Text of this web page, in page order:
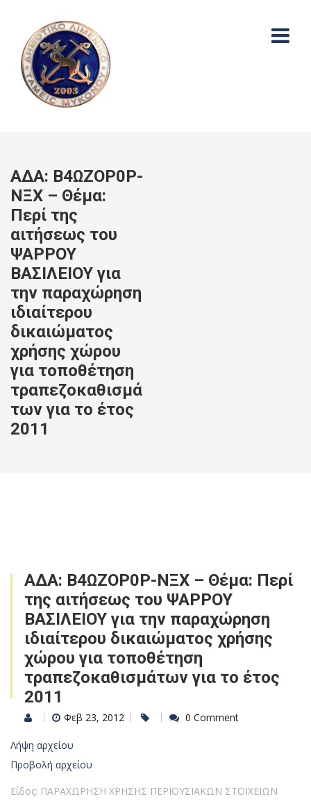
ΑΔΑ: Β4ΩΖΟΡ0Ρ-
ΝΞΧ – Θέμα:
Περί της
αιτήσεως του
ΨΑΡΡΟΥ
ΒΑΣΙΛΕΙΟΥ για
την παραχώρηση
ιδιαίτερου
δικαιώματος
χρήσης χώρου
για τοποθέτηση
τραπεζοκαθισμά
των για το έτος
2011
ΑΔΑ: Β4ΩΖΟΡ0Ρ-ΝΞΧ – Θέμα: Περί
της αιτήσεως του ΨΑΡΡΟΥ
ΒΑΣΙΛΕΙΟΥ για την παραχώρηση
ιδιαίτερου δικαιώματος χρήσης
χώρου για τοποθέτηση
τραπεζοκαθισμάτων για το έτος
2011
Φεβ 23, 2012 0 Comment
Λήψη αρχείου
Προβολή αρχείου
Είδος: ΠΑΡΑΧΩΡΗΣΗ ΧΡΗΣΗΣ ΠΕΡΙΟΥΣΙΑΚΩΝ ΣΤΟΙΧΕΙΩΝ